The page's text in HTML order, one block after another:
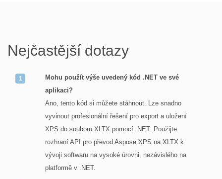
Nejčastější dotazy
Mohu použít výše uvedený kód .NET ve své
aplikaci?
Ano, tento kód si můžete stáhnout. Lze snadno
vyvinout profesionální řešení pro export a uložení
XPS do souboru XLTX pomocí .NET. Použijte
rozhraní API pro převod Aspose XPS na XLTX k
vývoji softwaru na vysoké úrovni, nezávislého na
platformě v .NET.